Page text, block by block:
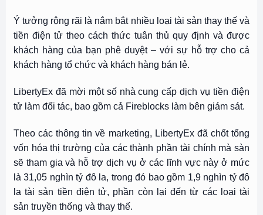
Ý tưởng rộng rãi là nắm bắt nhiều loại tài sản thay thế và
tiền điện tử theo cách thức tuân thủ quy định và được
khách hàng của bạn phê duyệt – với sự hỗ trợ cho cả
khách hàng tổ chức và khách hàng bán lẻ.
LibertyEx đã mời một số nhà cung cấp dịch vụ tiền điện
tử làm đối tác, bao gồm cả Fireblocks làm bên giám sát.
Theo các thông tin về marketing, LibertyEx đã chốt tổng
vốn hóa thị trường của các thành phần tài chính mà sàn
sẽ tham gia và hỗ trợ dịch vụ ở các lĩnh vực này ở mức
là 31,05 nghìn tỷ đô la, trong đó bao gồm 1,9 nghìn tỷ đô
la tài sản tiền điện tử, phần còn lại đến từ các loại tài
sản truyền thống và thay thế.